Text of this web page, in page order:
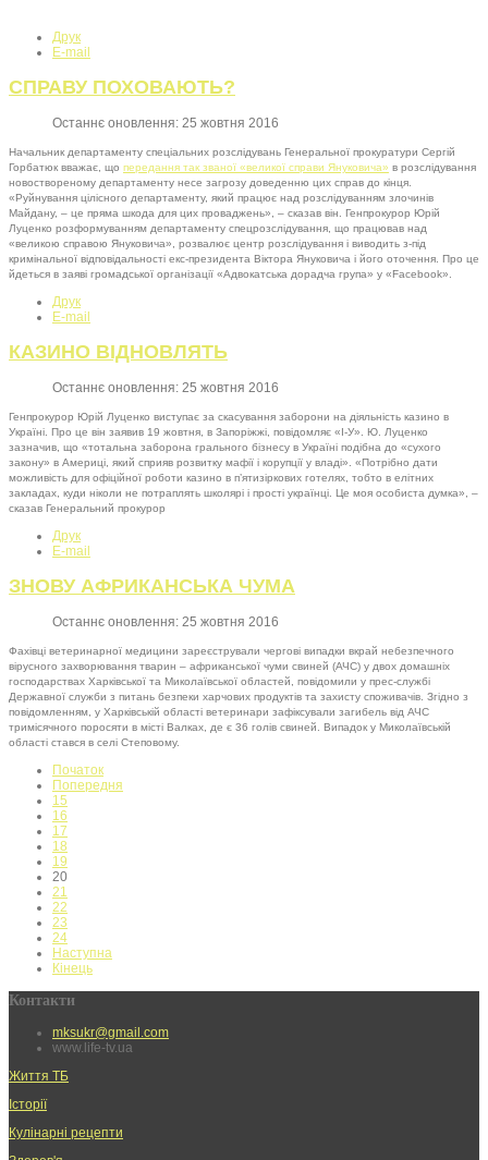
Друк
E-mail
СПРАВУ ПОХОВАЮТЬ?
Останнє оновлення: 25 жовтня 2016
Начальник департаменту спеціальних розслідувань Генеральної прокуратури Сергій
Горбатюк вважає, що передання так званої «великої справи Януковича» в розслідування
новоствореному департаменту несе загрозу доведенню цих справ до кінця.
«Руйнування цілісного департаменту, який працює над розслідуванням злочинів
Майдану, – це пряма шкода для цих проваджень», – сказав він. Генпрокурор Юрій
Луценко розформуванням департаменту спецрозслідування, що працював над
«великою справою Януковича», розвалює центр розслідування і виводить з-під
кримінальної відповідальності екс-президента Віктора Януковича і його оточення. Про це
йдеться в заяві громадської організації «Адвокатська дорадча група» у «Facebook».
Друк
E-mail
КАЗИНО ВІДНОВЛЯТЬ
Останнє оновлення: 25 жовтня 2016
Генпрокурор Юрій Луценко виступає за скасування заборони на діяльність казино в
Україні. Про це він заявив 19 жовтня, в Запоріжжі, повідомляє «І-У». Ю. Луценко
зазначив, що «тотальна заборона грального бізнесу в Україні подібна до «сухого
закону» в Америці, який сприяв розвитку мафії і корупції у владі». «Потрібно дати
можливість для офіційної роботи казино в п’ятизіркових готелях, тобто в елітних
закладах, куди ніколи не потраплять школярі і прості українці. Це моя особиста думка», –
сказав Генеральний прокурор
Друк
E-mail
ЗНОВУ АФРИКАНСЬКА ЧУМА
Останнє оновлення: 25 жовтня 2016
Фахівці ветеринарної медицини зареєстрували чергові випадки вкрай небезпечного
вірусного захворювання тварин – африканської чуми свиней (АЧС) у двох домашніх
господарствах Харківської та Миколаївської областей, повідомили у прес-службі
Державної служби з питань безпеки харчових продуктів та захисту споживачів. Згідно з
повідомленням, у Харківській області ветеринари зафіксували загибель від АЧС
тримісячного поросяти в місті Валках, де є 36 голів свиней. Випадок у Миколаївській
області стався в селі Степовому.
Початок
Попередня
15
16
17
18
19
20
21
22
23
24
Наступна
Кінець
Контакти
mksukr@gmail.com
www.life-tv.ua
Життя ТБ
Історії
Кулінарні рецепти